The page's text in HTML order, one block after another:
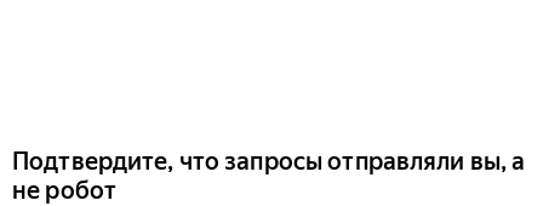
Подтвердите, что запросы отправляли вы, а
не робот